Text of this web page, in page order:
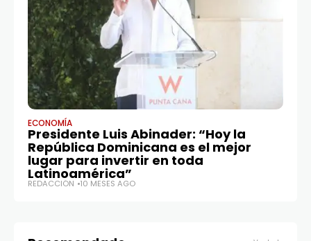
ECONOMÍA
Presidente Luis Abinader: “Hoy la
República Dominicana es el mejor
lugar para invertir en toda
Latinoamérica”
REDACCIÓN 10 MESES AGO